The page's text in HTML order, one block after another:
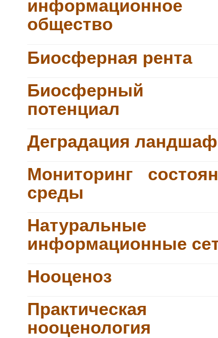
информационное
общество
Биосферная рента
Биосферный
потенциал
Деградация
Мониторинг
среды
Натуральные
информационные
Нооценоз
Практическая
нооценология